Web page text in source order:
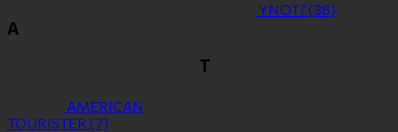
YNOT? (38)
Α
ΑMERICAN
TOURISTER (7)
Τ